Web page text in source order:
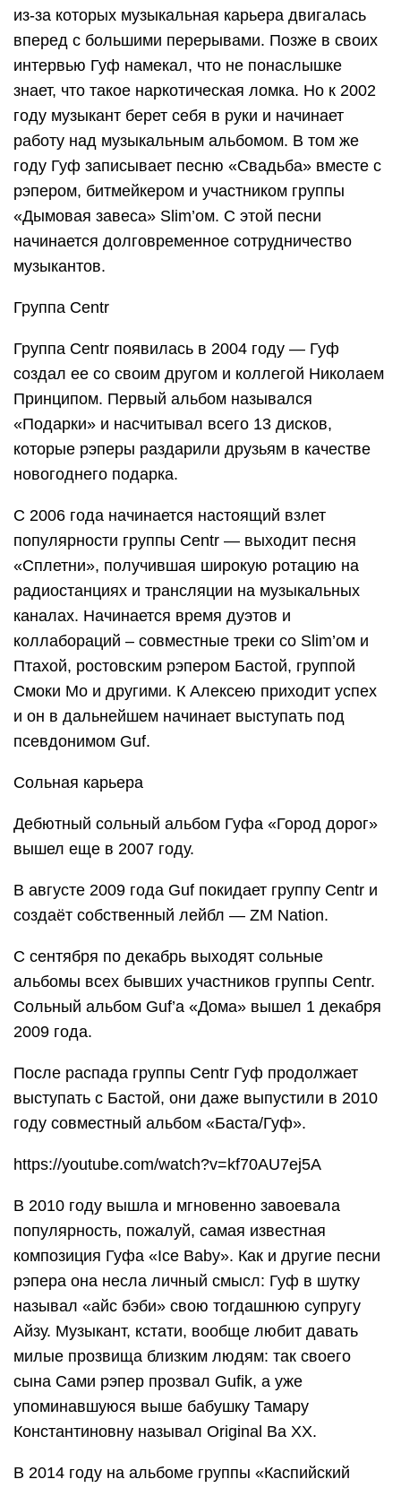
из-за которых музыкальная карьера двигалась
вперед с большими перерывами. Позже в своих
интервью Гуф намекал, что не понаслышке
знает, что такое наркотическая ломка. Но к 2002
году музыкант берет себя в руки и начинает
работу над музыкальным альбомом. В том же
году Гуф записывает песню «Свадьба» вместе с
рэпером, битмейкером и участником группы
«Дымовая завеса» Slim’ом. С этой песни
начинается долговременное сотрудничество
музыкантов.
Группа Centr
Группа Centr появилась в 2004 году — Гуф
создал ее со своим другом и коллегой Николаем
Принципом. Первый альбом назывался
«Подарки» и насчитывал всего 13 дисков,
которые рэперы раздарили друзьям в качестве
новогоднего подарка.
С 2006 года начинается настоящий взлет
популярности группы Centr — выходит песня
«Сплетни», получившая широкую ротацию на
радиостанциях и трансляции на музыкальных
каналах. Начинается время дуэтов и
коллабораций – совместные треки со Slim’ом и
Птахой, ростовским рэпером Бастой, группой
Смоки Мо и другими. К Алексею приходит успех
и он в дальнейшем начинает выступать под
псевдонимом Guf.
Сольная карьера
Дебютный сольный альбом Гуфа «Город дорог»
вышел еще в 2007 году.
В августе 2009 года Guf покидает группу Centr и
создаёт собственный лейбл — ZM Nation.
С сентября по декабрь выходят сольные
альбомы всех бывших участников группы Centr.
Сольный альбом Guf’a «Дома» вышел 1 декабря
2009 года.
После распада группы Centr Гуф продолжает
выступать с Бастой, они даже выпустили в 2010
году совместный альбом «Баста/Гуф».
https://youtube.com/watch?v=kf70AU7ej5A
В 2010 году вышла и мгновенно завоевала
популярность, пожалуй, самая известная
композиция Гуфа «Ice Baby». Как и другие песни
рэпера она несла личный смысл: Гуф в шутку
называл «айс бэби» свою тогдашнюю супругу
Айзу. Музыкант, кстати, вообще любит давать
милые прозвища близким людям: так своего
сына Сами рэпер прозвал Gufik, а уже
упоминавшуюся выше бабушку Тамару
Константиновну называл Original Ba XX.
В 2014 году на альбоме группы «Каспийский